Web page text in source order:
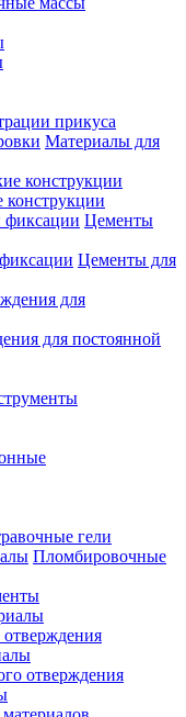
прикуса
Материалы для
конструкции
Цементы
Цементы для
для постоянной
гели
Пломбировочные
отверждения